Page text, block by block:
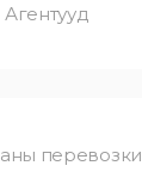
Агентууд
перевозки